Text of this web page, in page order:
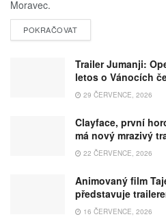
Moravec.
POKRAČOVAT
Trailer Jumanji:
letos o Vánocích
29 ČERVENCE, 2026
Clayface, první
má nový mrazivý
22 ČERVENCE, 2026
Animovaný film
představuje
16 ČERVENCE, 2026